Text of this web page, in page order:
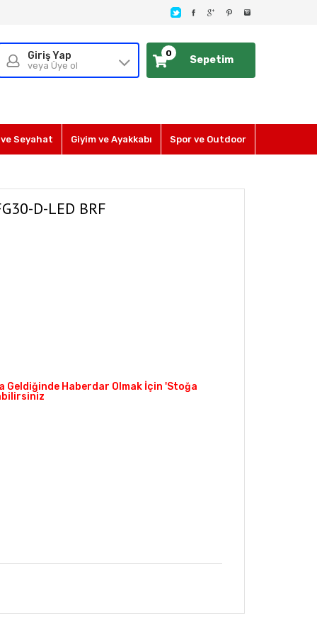
Giriş Yap
veya Üye ol Sepetim
0
Seyahat Giyim ve Ayakkabı Spor ve Outdoor
D-LED BRF
Haberdar Olmak İçin 'Stoğa